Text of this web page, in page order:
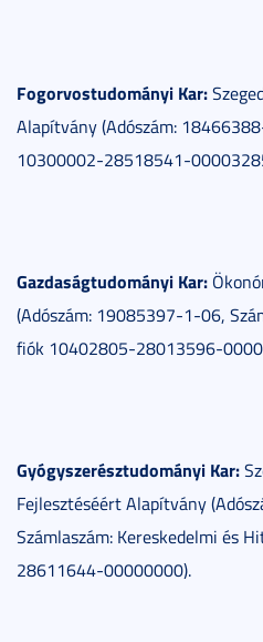
Fogorvostudományi Kar:
Alapítvány (Adószám:
10300002-28518541-
Gazdaságtudományi Kar:
(Adószám: 19085397-1-06,
fiók 10402805-28013596-
Gyógyszerésztudományi Kar:
Fejlesztéséért Alapítvány
Számlaszám: Kereskedelmi és
28611644-00000000).